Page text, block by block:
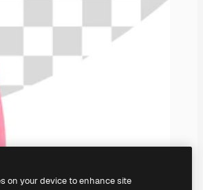
on your device to enhance site